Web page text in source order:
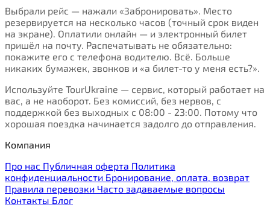
Выбрали рейс — нажали «Забронировать». Место
резервируется на несколько часов (точный срок виден
на экране). Оплатили онлайн — и электронный билет
пришёл на почту. Распечатывать не обязательно:
покажите его с телефона водителю. Всё. Больше
никаких бумажек, звонков и «а билет-то у меня есть?».
Используйте TourUkraine — сервис, который работает на
вас, а не наоборот. Без комиссий, без нервов, с
поддержкой без выходных с 08:00 - 23:00. Потому что
хорошая поездка начинается задолго до отправления.
Компания
Про нас Публичная оферта Политика
конфиденциальности Бронирование, оплата, возврат
Правила перевозки Часто задаваемые вопросы
Контакты Блог